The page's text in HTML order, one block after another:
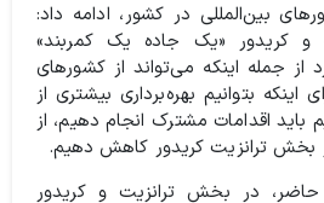
بین‌المللی در کشور، ادامه داد:
کریدور «یک جاده یک کمربند»
جمله اینکه می‌تواند از کشورهای
اینکه بتوانیم بهره‌برداری بیشتری از
باید اقدامات مشترک انجام دهیم، از
بخش ترانزیت کریدور کاهش دهیم.
در بخش ترانزیت و کریدور